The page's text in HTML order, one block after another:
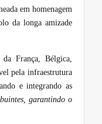
em homenagem
da longa amizade
França, Bélgica,
pela infraestrutura
e integrando as
garantindo o